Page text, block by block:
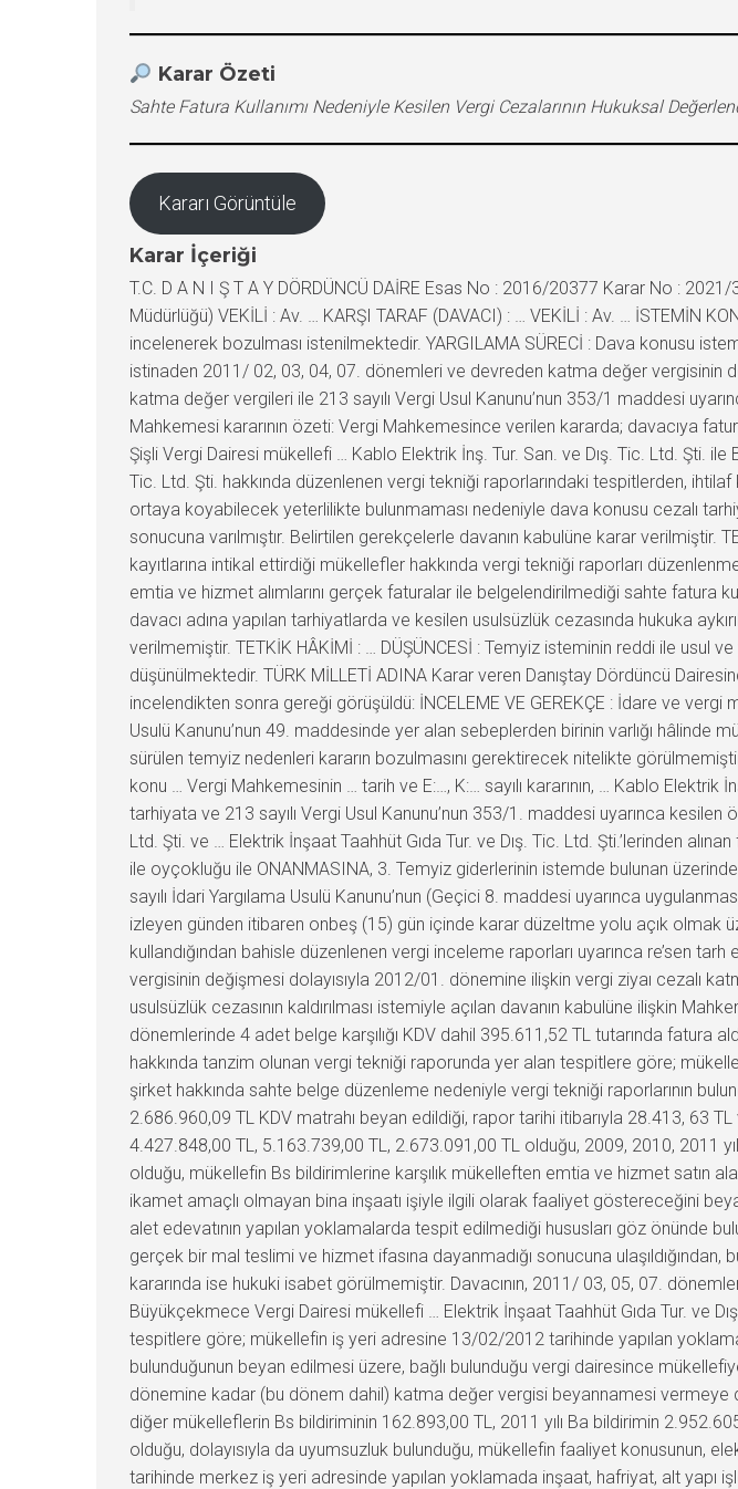
Karar Özeti
Sahte Fatura Kullanımı Nedeniyle Kesilen Vergi Cezalarının Hukuksal
Kararı Görüntüle
Karar İçeriği
T.C. D A N I Ş T A Y DÖRDÜNCÜ DAİRE Esas No : 2016/20377 Karar No :
Müdürlüğü) VEKİLİ : Av. … KARŞI TARAF (DAVACI) : … VEKİLİ : Av. … İSTEMİN
incelenerek bozulması istenilmektedir. YARGILAMA SÜRECİ : Dava konusu
istinaden 2011/ 02, 03, 04, 07. dönemleri ve devreden katma değer vergisinin
katma değer vergileri ile 213 sayılı Vergi Usul Kanunu’nun 353/1 maddesi
Mahkemesi kararının özeti: Vergi Mahkemesince verilen kararda; davacıya
Şişli Vergi Dairesi mükellefi … Kablo Elektrik İnş. Tur. San. ve Dış. Tic. Ltd. Şti.
Tic. Ltd. Şti. hakkında düzenlenen vergi tekniği raporlarındaki tespitlerden,
ortaya koyabilecek yeterlilikte bulunmaması nedeniyle dava konusu cezalı
sonucuna varılmıştır. Belirtilen gerekçelerle davanın kabulüne karar verilmiştir.
kayıtlarına intikal ettirdiği mükellefler hakkında vergi tekniği raporları
emtia ve hizmet alımlarını gerçek faturalar ile belgelendirilmediği sahte fatura
davacı adına yapılan tarhiyatlarda ve kesilen usulsüzlük cezasında hukuka
verilmemiştir. TETKİK HÂKİMİ : … DÜŞÜNCESİ : Temyiz isteminin reddi ile usul
düşünülmektedir. TÜRK MİLLETİ ADINA Karar veren Danıştay Dördüncü
incelendikten sonra gereği görüşüldü: İNCELEME VE GEREKÇE : İdare ve vergi
Usulü Kanunu’nun 49. maddesinde yer alan sebeplerden birinin varlığı
sürülen temyiz nedenleri kararın bozulmasını gerektirecek nitelikte
konu … Vergi Mahkemesinin … tarih ve E:…, K:… sayılı kararının, … Kablo Elektrik
tarhiyata ve 213 sayılı Vergi Usul Kanunu’nun 353/1. maddesi uyarınca kesilen
Ltd. Şti. ve … Elektrik İnşaat Taahhüt Gıda Tur. ve Dış. Tic. Ltd. Şti.’lerinden
ile oyçokluğu ile ONANMASINA, 3. Temyiz giderlerinin istemde bulunan
sayılı İdari Yargılama Usulü Kanunu’nun (Geçici 8. maddesi uyarınca
izleyen günden itibaren onbeş (15) gün içinde karar düzeltme yolu açık olmak
kullandığından bahisle düzenlenen vergi inceleme raporları uyarınca re’sen
vergisinin değişmesi dolayısıyla 2012/01. dönemine ilişkin vergi ziyaı cezalı
usulsüzlük cezasının kaldırılması istemiyle açılan davanın kabulüne ilişkin
dönemlerinde 4 adet belge karşılığı KDV dahil 395.611,52 TL tutarında fatura
hakkında tanzim olunan vergi tekniği raporunda yer alan tespitlere göre;
şirket hakkında sahte belge düzenleme nedeniyle vergi tekniği raporlarının
2.686.960,09 TL KDV matrahı beyan edildiği, rapor tarihi itibarıyla 28.413, 63
4.427.848,00 TL, 5.163.739,00 TL, 2.673.091,00 TL olduğu, 2009, 2010, 2011
olduğu, mükellefin Bs bildirimlerine karşılık mükelleften emtia ve hizmet satın
ikamet amaçlı olmayan bina inşaatı işiyle ilgili olarak faaliyet göstereceğini
alet edevatının yapılan yoklamalarda tespit edilmediği hususları göz önünde
gerçek bir mal teslimi ve hizmet ifasına dayanmadığı sonucuna
kararında ise hukuki isabet görülmemiştir. Davacının, 2011/ 03, 05, 07.
Büyükçekmece Vergi Dairesi mükellefi … Elektrik İnşaat Taahhüt Gıda Tur. ve
tespitlere göre; mükellefin iş yeri adresine 13/02/2012 tarihinde yapılan
bulunduğunun beyan edilmesi üzere, bağlı bulunduğu vergi dairesince
dönemine kadar (bu dönem dahil) katma değer vergisi beyannamesi vermeye
diğer mükelleflerin Bs bildiriminin 162.893,00 TL, 2011 yılı Ba bildirimin
olduğu, dolayısıyla da uyumsuzluk bulunduğu, mükellefin faaliyet konusunun,
tarihinde merkez iş yeri adresinde yapılan yoklamada inşaat, hafriyat, alt yapı